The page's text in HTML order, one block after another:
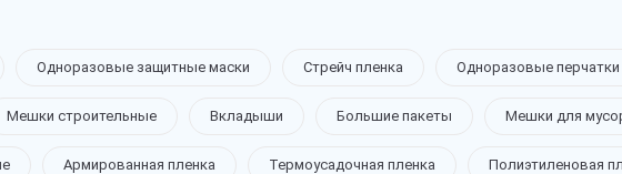
Одноразовые защитные маски Стрейч пленка Одноразовые перчатки
Мешки строительные Вкладыши Большие пакеты Мешки для
Армированная пленка Термоусадочная пленка Полиэтиленовая